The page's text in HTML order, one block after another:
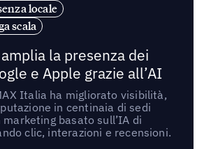
locale
scala
la presenza dei
e Apple grazie all’AI
Italia ha migliorato visibilità,
in centinaia di sedi
basato sull’IA di
clic, interazioni e recensioni.